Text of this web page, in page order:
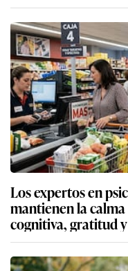
Los expertos en
mantienen la
cognitiva, gratitud